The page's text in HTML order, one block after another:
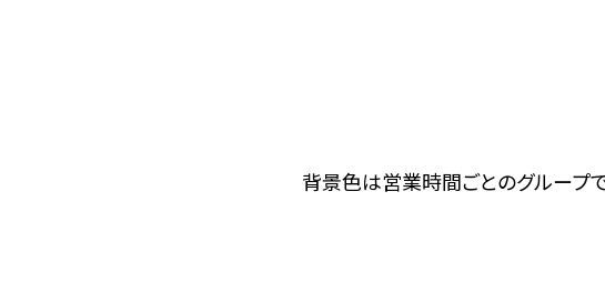
背景色は営業時間ごとのグループ